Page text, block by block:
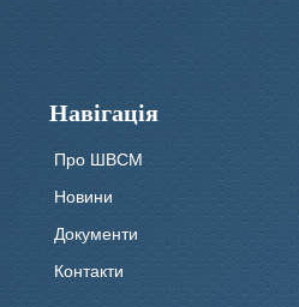
Навігація
Про ШВСМ
Новини
Документи
Контакти